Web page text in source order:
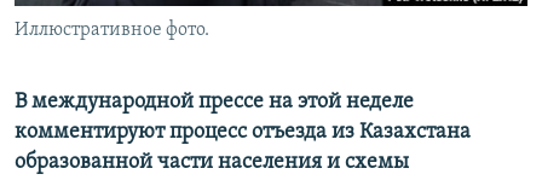
Иллюстративное фото.
В международной прессе на этой неделе
комментируют процесс отъезда из Казахстана
образованной части населения и схемы